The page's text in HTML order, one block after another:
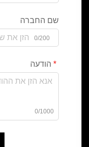
שם החברה
0/200
הודעה
0/1000